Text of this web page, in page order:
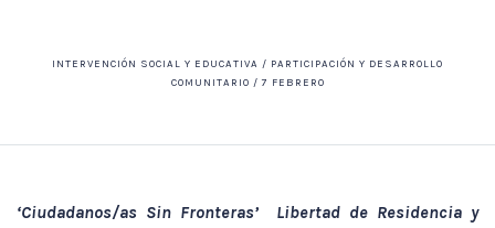
INTERVENCIÓN SOCIAL Y EDUCATIVA / PARTICIPACIÓN Y DESARROLLO
COMUNITARIO / 7 FEBRERO
‘Ciudadanos/as Sin Fronteras’ Libertad de Residencia y